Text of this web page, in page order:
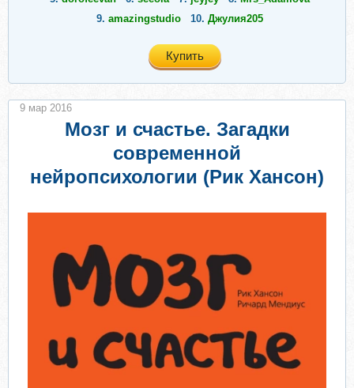
9. amazingstudio 10. Джулия205
Купить
Мозг и счастье. Загадки
современной
нейропсихологии (Рик Хансон)
9 мар 2016